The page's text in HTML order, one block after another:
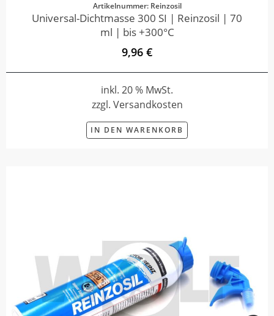
Artikelnummer: Reinzosil
Universal-Dichtmasse 300 SI | Reinzosil | 70
ml | bis +300°C
9,96 €
inkl. 20 % MwSt.
zzgl. Versandkosten
IN DEN WARENKORB